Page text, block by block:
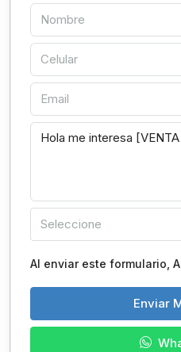
Seleccione
Al enviar este formulario,
Enviar